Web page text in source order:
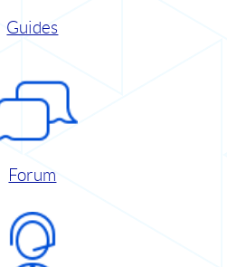
Guides
Forum